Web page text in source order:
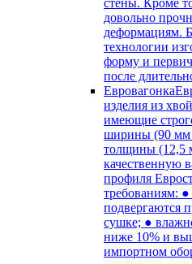
стены. Кроме
довольно
деформациям.
технологии
форму и
после
Евровагонка
изделия из
имеющие
ширины (90 мм
толщины (12,5
качественную
профиля
требованиям: ●
подвергаются
сушке; ●
ниже 10% и
импортном